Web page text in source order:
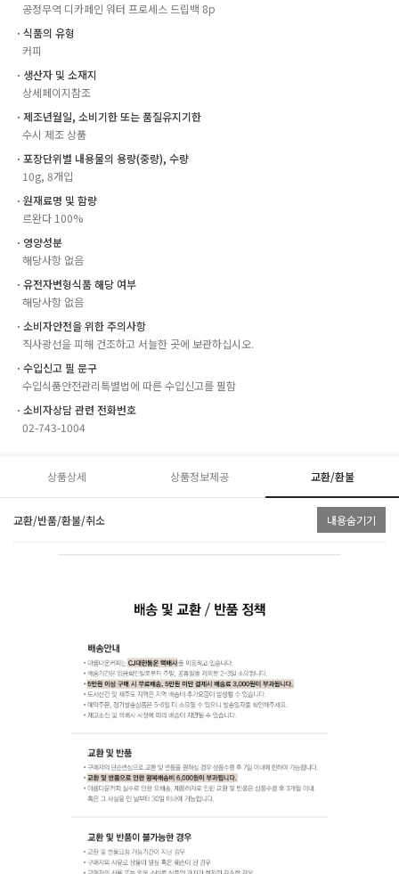
공정무역 디카페인 워터 프로세스 드립백 8p
ㆍ식품의 유형
커피
ㆍ생산자 및 소재지
상세페이지참조
ㆍ제조년월일, 소비기한 또는 품질유지기한
수시 제조 상품
ㆍ포장단위별 내용물의 용량(중량), 수량
10g, 8개입
ㆍ원재료명 및 함량
르완다 100%
ㆍ영양성분
해당사항 없음
ㆍ유전자변형식품 해당 여부
해당사항 없음
ㆍ소비자안전을 위한 주의사항
직사광선을 피해 건조하고 서늘한 곳에 보관하십시오.
ㆍ수입신고 필 문구
수입식품안전관리특별법에 따른 수입신고를 필함
ㆍ소비자상담 관련 전화번호
02-743-1004
상품상세 상품정보제공 교환/환불
교환/반품/환불/취소 내용숨기기